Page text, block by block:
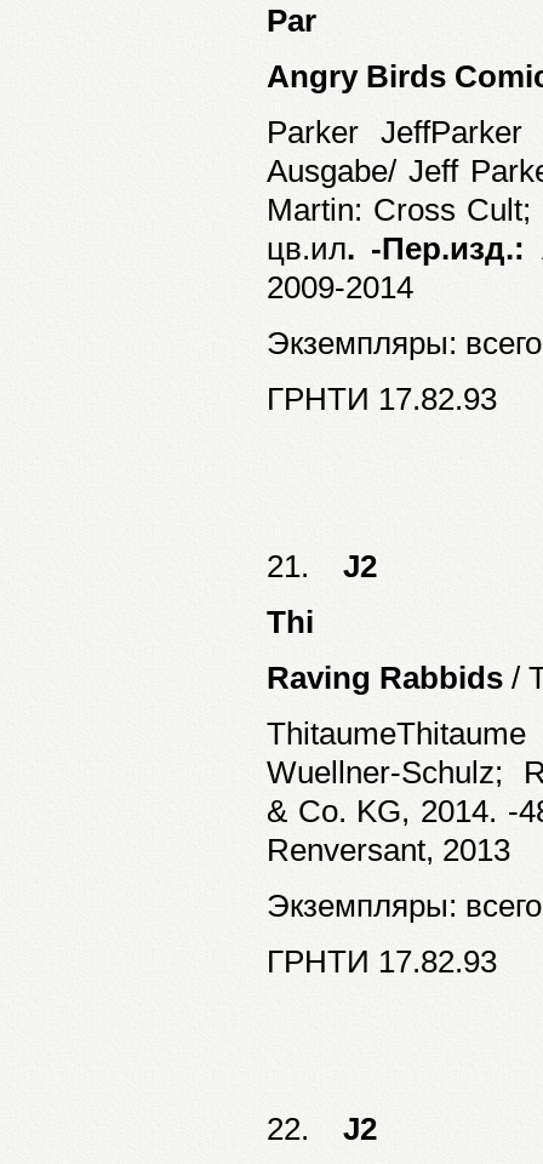
Par
Angry Birds
Parker
Ausgabe/ Jeff
Martin: Cross
цв.ил. -Пер.изд.:
2009-2014
Экземпляры:
ГРНТИ 17.82.93
21. J2
Thi
Raving Rabbids /
Wuellner-Schulz;
& Co. KG, 2014. -
Renversant, 2013
Экземпляры:
ГРНТИ 17.82.93
22. J2